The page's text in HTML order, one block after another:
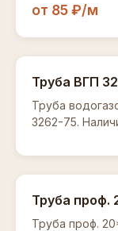
от 85 ₽/м
Труба ВГП
Труба
3262-75.
Труба
Труба проф.